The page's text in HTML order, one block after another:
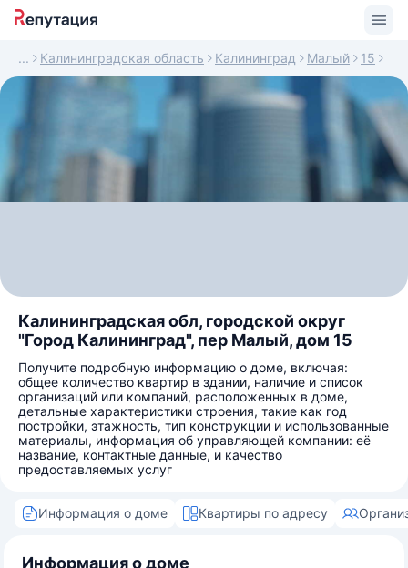
Калининградская область Калининград Малый 15
Калининградская обл, городской округ
"Город Калининград", пер Малый, дом 15
Получите подробную информацию о доме, включая:
общее количество квартир в здании, наличие и список
организаций или компаний, расположенных в доме,
детальные характеристики строения, такие как год
постройки, этажность, тип конструкции и использованные
материалы, информация об управляющей компании: её
название, контактные данные, и качество
предоставляемых услуг
Информация о доме Квартиры по адресу
Информация о доме